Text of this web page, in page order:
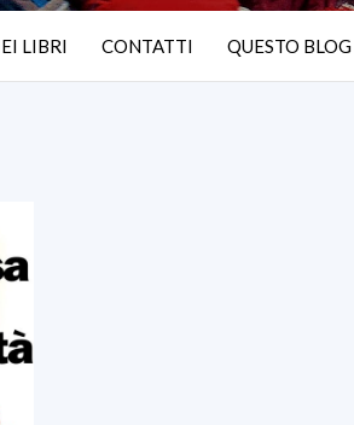
LIBRI CONTATTI QUESTO BLOG